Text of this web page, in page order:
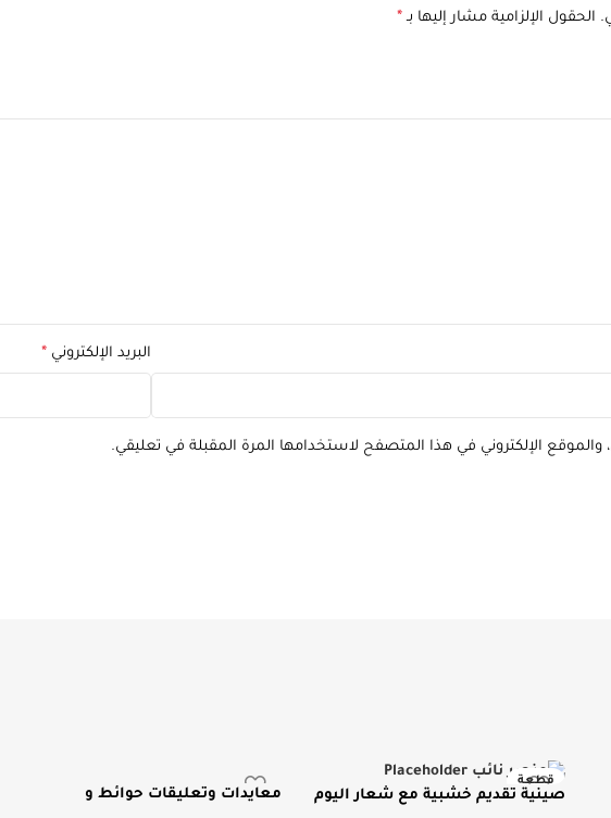
الحقول الإلزامية مشار إليها بـ *
البريد الإلكتروني *
والموقع الإلكتروني في هذا المتصفح لاستخدامها المرة المقبلة في تعليقي.
قطعة
جديد ومميز
صينية تقديم خشبية مع شعار اليوم
معايدات وتعليقات حوائط و